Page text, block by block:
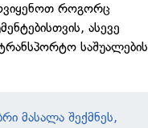
როგორც
ასევე
საშუალების
მასალა შექმნეს,